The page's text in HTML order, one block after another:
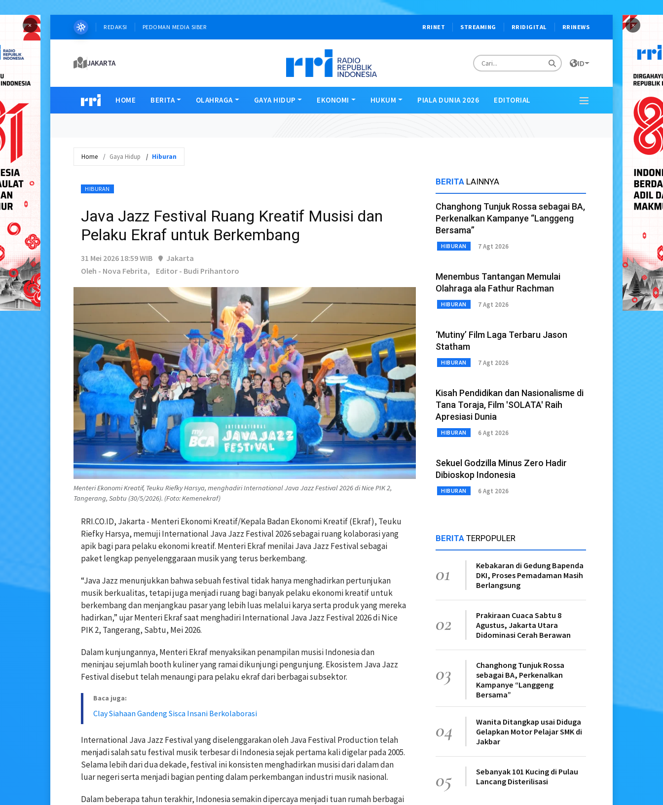
× ×
REDAKSI PEDOMAN MEDIA SIBER RRINET STREAMING RRIDIGITAL RRINEWS
JAKARTA ID
HOME BERITA OLAHRAGA GAYA HIDUP EKONOMI HUKUM PIALA DUNIA 2026 EDITORIAL
Home Gaya Hidup Hiburan
HIBURAN
Java Jazz Festival Ruang Kreatif Musisi dan
Pelaku Ekraf untuk Berkembang
31 Mei 2026 18:59 WIB
Jakarta
Oleh - Nova Febrita,
Editor - Budi Prihantoro
Menteri Ekonomi Kreatif, Teuku Riefky Harsya, menghadiri International Java Jazz Festival 2026 di Nice PIK 2,
Tangerang, Sabtu (30/5/2026). (Foto: Kemenekraf)
RRI.CO.ID, Jakarta - Menteri Ekonomi Kreatif/Kepala Badan Ekonomi Kreatif (Ekraf), Teuku
Riefky Harsya, memuji International Java Jazz Festival 2026 sebagai ruang kolaborasi yang
apik bagi para pelaku ekonomi kreatif. Menteri Ekraf menilai Java Jazz Festival sebagai
paket lengkap penyelenggaraan musik yang terus berkembang.
“Java Jazz menunjukkan bahwa sebuah festival tidak hanya menghadirkan pertunjukan
musik berkualitas, tetapi juga menjadi ruang bagi banyak pelaku ekonomi kreatif untuk
berkembang dan menjangkau pasar yang lebih luas melalui karya serta produk yang mereka
hadirkan,” ujar Menteri Ekraf saat menghadiri International Java Jazz Festival 2026 di Nice
PIK 2, Tangerang, Sabtu, Mei 2026.
Dalam kunjungannya, Menteri Ekraf menyaksikan penampilan musisi Indonesia dan
meninjau sejumlah booth kuliner yang ramai dikunjungi pengunjung. Ekosistem Java Jazz
Festival disebut telah menaungi para pelaku ekraf dari berbagai subsektor.
Baca juga:
Clay Siahaan Gandeng Sisca Insani Berkolaborasi
International Java Jazz Festival yang diselenggarakan oleh Java Festival Production telah
menjadi salah satu festival musik terbesar di Indonesia sejak pertama kali digelar pada 2005.
Selama lebih dari dua dekade, festival ini konsisten menghadirkan musisi dari dalam dan
luar negeri serta menjadi bagian penting dalam perkembangan industri musik nasional.
Dalam beberapa tahun terakhir, Indonesia semakin dipercaya menjadi tuan rumah berbagai
BERITA LAINNYA
Changhong Tunjuk Rossa sebagai BA,
Perkenalkan Kampanye “Langgeng
Bersama”
HIBURAN 7 Agt 2026
Menembus Tantangan Memulai
Olahraga ala Fathur Rachman
HIBURAN 7 Agt 2026
‘Mutiny’ Film Laga Terbaru Jason
Statham
HIBURAN 7 Agt 2026
Kisah Pendidikan dan Nasionalisme di
Tana Toraja, Film 'SOLATA' Raih
Apresiasi Dunia
HIBURAN 6 Agt 2026
Sekuel Godzilla Minus Zero Hadir
Dibioskop Indonesia
HIBURAN 6 Agt 2026
BERITA TERPOPULER
01
Kebakaran di Gedung Bapenda
DKI, Proses Pemadaman Masih
Berlangsung
02
Prakiraan Cuaca Sabtu 8
Agustus, Jakarta Utara
Didominasi Cerah Berawan
03
Changhong Tunjuk Rossa
sebagai BA, Perkenalkan
Kampanye “Langgeng
Bersama”
04
Wanita Ditangkap usai Diduga
Gelapkan Motor Pelajar SMK di
Jakbar
05
Sebanyak 101 Kucing di Pulau
Lancang Disterilisasi